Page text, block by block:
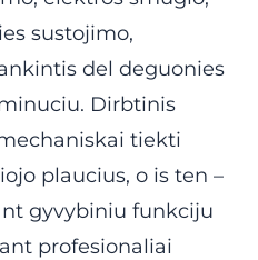
sustojimo,
del deguonies
Dirbtinis
tiekti
plaucius, o is ten –
gyvybiniu funkciju
profesionaliai